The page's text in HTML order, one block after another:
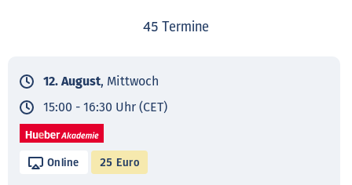
45 Termine
12. August, Mittwoch
15:00 - 16:30 Uhr (CET)
Online 25 Euro